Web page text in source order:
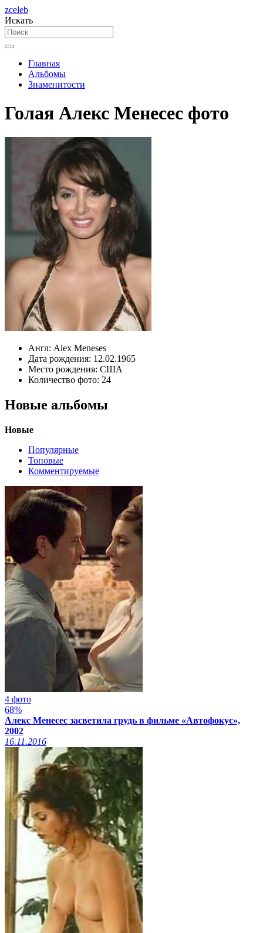
zceleb
Искать
Главная
Альбомы
Знаменитости
Голая Алекс Менесес фото
Англ: Alex Meneses
Дата рождения: 12.02.1965
Место рождения: США
Количество фото: 24
Новые альбомы
Новые
Популярные
Топовые
Комментируемые
4 фото
68%
Алекс Менесес засветила грудь в фильме «Автофокус»,
2002
16.11.2016